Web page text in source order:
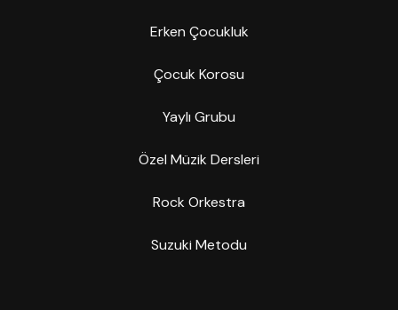
Erken Çocukluk
Çocuk Korosu
Yaylı Grubu
Özel Müzik Dersleri
Rock Orkestra
Suzuki Metodu